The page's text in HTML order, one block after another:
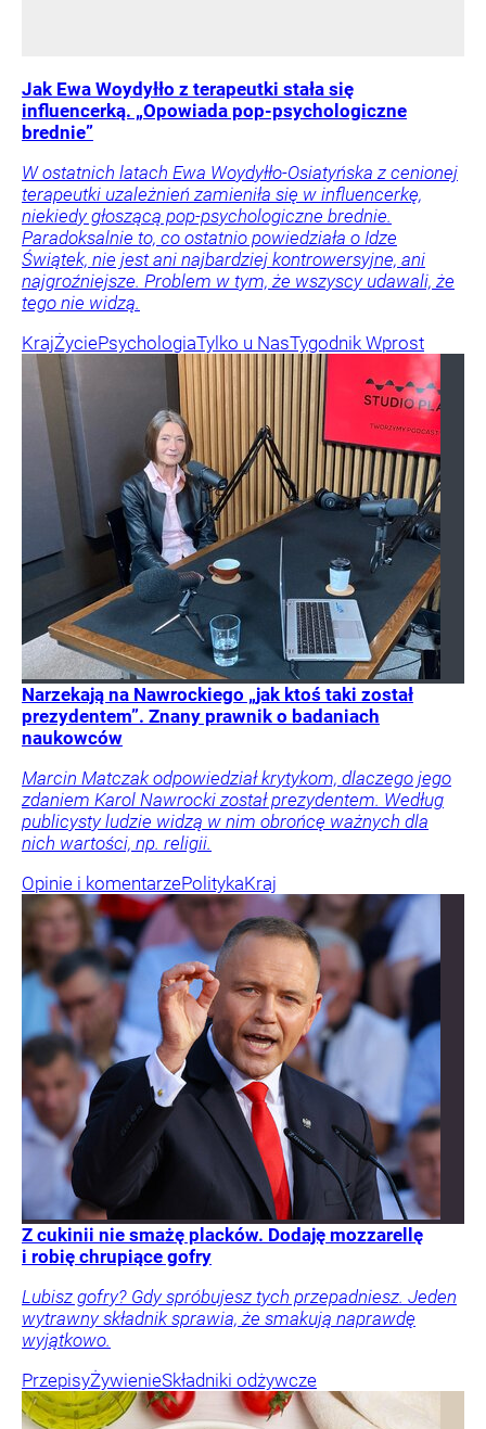
Jak Ewa Woydyłło z terapeutki stała się
influencerką. „Opowiada pop-psychologiczne
brednie”
W ostatnich latach Ewa Woydyłło-Osiatyńska z cenionej
terapeutki uzależnień zamieniła się w influencerkę,
niekiedy głoszącą pop-psychologiczne brednie.
Paradoksalnie to, co ostatnio powiedziała o Idze
Świątek, nie jest ani najbardziej kontrowersyjne, ani
najgroźniejsze. Problem w tym, że wszyscy udawali, że
tego nie widzą.
KrajŻyciePsychologiaTylko u NasTygodnik Wprost
Narzekają na Nawrockiego „jak ktoś taki został
prezydentem”. Znany prawnik o badaniach
naukowców
Marcin Matczak odpowiedział krytykom, dlaczego jego
zdaniem Karol Nawrocki został prezydentem. Według
publicysty ludzie widzą w nim obrońcę ważnych dla
nich wartości, np. religii.
Opinie i komentarzePolitykaKraj
Z cukinii nie smażę placków. Dodaję mozzarellę
i robię chrupiące gofry
Lubisz gofry? Gdy spróbujesz tych przepadniesz. Jeden
wytrawny składnik sprawia, że smakują naprawdę
wyjątkowo.
PrzepisyŻywienieSkładniki odżywcze